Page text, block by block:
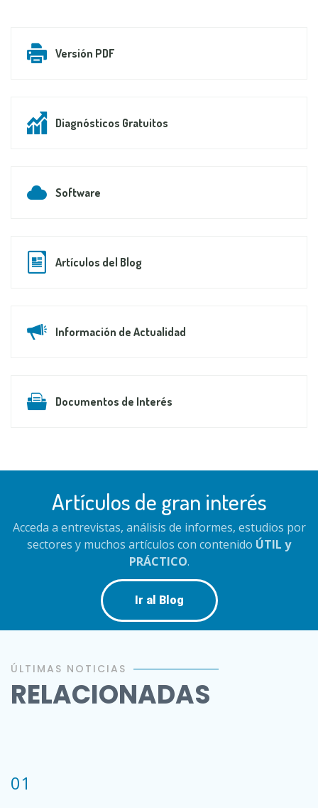
Versión PDF
Diagnósticos Gratuitos
Software
Artículos del Blog
Información de Actualidad
Documentos de Interés
Artículos de gran interés
Acceda a entrevistas, análisis de informes, estudios por
sectores y muchos artículos con contenido ÚTIL y
PRÁCTICO.
Ir al Blog
ÚLTIMAS NOTICIAS
RELACIONADAS
01